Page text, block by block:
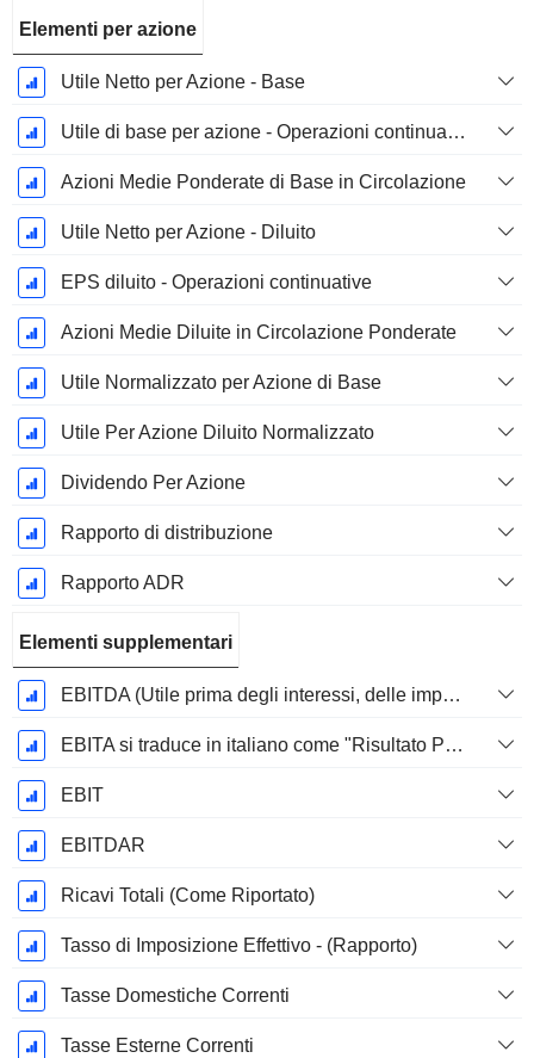
Elementi per azione
Utile Netto per Azione - Base
Utile di base per azione - Operazioni continuative
Azioni Medie Ponderate di Base in Circolazione
Utile Netto per Azione - Diluito
EPS diluito - Operazioni continuative
Azioni Medie Diluite in Circolazione Ponderate
Utile Normalizzato per Azione di Base
Utile Per Azione Diluito Normalizzato
Dividendo Per Azione
Rapporto di distribuzione
Rapporto ADR
Elementi supplementari
EBITDA (Utile prima degli interessi, delle imposte, del deprezzamento e dell'ammortamento)
EBITA si traduce in italiano come "Risultato Prima di Interessi, Tasse e Ammortamenti".
EBIT
EBITDAR
Ricavi Totali (Come Riportato)
Tasso di Imposizione Effettivo - (Rapporto)
Tasse Domestiche Correnti
Tasse Esterne Correnti